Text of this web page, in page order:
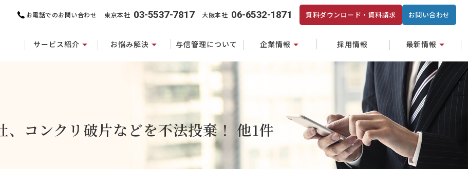
お電話でのお問い合わせ 東京本社 03-5537-7817 大阪本社 06-6532-1871 資料ダウンロード・資料請求 お問い合わせ
サービス紹介 お悩み解決 与信管理について 企業情報 採用情報 最新情報
、コンクリ破片などを不法投棄！ 他1件